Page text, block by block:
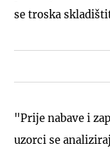
se troska
"Prije nabave i
uzorci se